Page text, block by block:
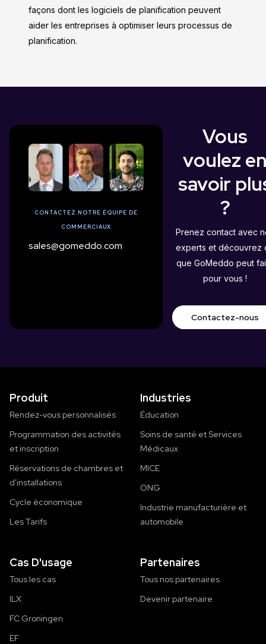
façons dont les logiciels de planification peuvent
aider les entreprises à optimiser leurs processus de
planification.
CONTACTEZ NOTRE ÉQUIPE DE
COMMERCIAUX
sales@gomeddo.com
Vous
voulez
savoir
?
Prenez contact avec
experts et découvrez
que GoMeddo peut
pour vous !
Contactez-nous
Produit
Rendez-vous personnalisés
Programmation des activités
et inscription
Réservations de chambres et
d'installations
Cycle économique
Les Tarifs
Industries
Éducation
Soins de santé et Services
Médicaux
MICE
ONG
Industrie manufacturière et
automobile
Cas D'usage
Tous les cas
ILX
FC Groningen
EF
Partenaires
Tous nos partenaires
Devenir partenaire